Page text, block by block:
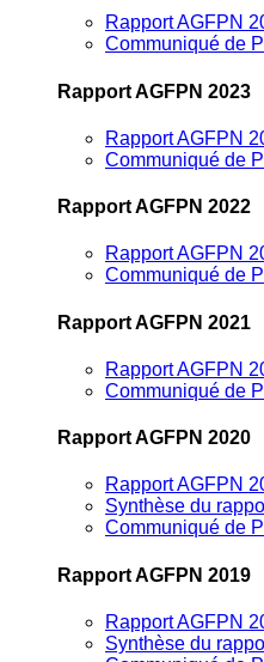
Rapport AGFPN
Communiqué de
Rapport AGFPN 2023
Rapport AGFPN
Communiqué de
Rapport AGFPN 2022
Rapport AGFPN
Communiqué de
Rapport AGFPN 2021
Rapport AGFPN
Communiqué de
Rapport AGFPN 2020
Rapport AGFPN
Synthèse du
Communiqué de
Rapport AGFPN 2019
Rapport AGFPN
Synthèse du